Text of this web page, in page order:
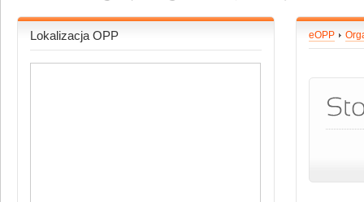
Lokalizacja OPP eOPP